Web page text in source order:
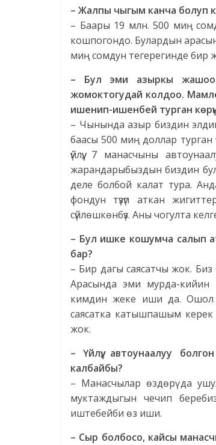
– Жалпы чыгым канча болуп
– Баары 19 млн. 500 миң
кошпогондо. Булардын
миң сомдун тегерегинде бир
– Бул эми азыркы
жомоктогудай колдоо.
ишенип-ишенбей турган
– Чынында азыр биздин
баасы 500 миң доллар
үйлүү, 7 манасчыны
жарандарыбыздын биздин
деле болбой калат тура.
фондун түзүп аткан
сүйлөшкөнбүз. Аны чогулта
– Бул ишке кошумча салып
бар?
– Бир дагы саясатчы жок.
Арасында эми мурда-
кимдин жеке иши да. Ошол
саясатка катышпашым керек
жок.
– Үйлүү, автоунаалуу
калбайбы?
– Манасчылар өздөрү да
муктаждыгын чечип
иштебейби өз иши.
– Сыр болбосо, кайсы